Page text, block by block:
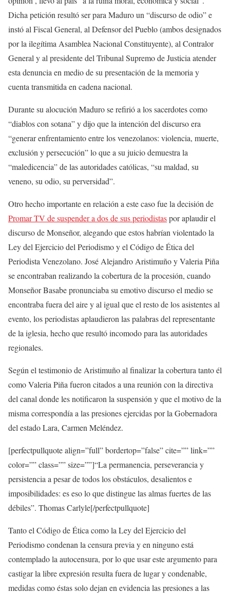
Dicha petición resultó ser para Maduro un “discurso de odio” e
instó al Fiscal General, al Defensor del Pueblo (ambos designados
por la ilegítima Asamblea Nacional Constituyente), al Contralor
General y al presidente del Tribunal Supremo de Justicia atender
esta denuncia en medio de su presentación de la memoria y
cuenta transmitida en cadena nacional.
Durante su alocución Maduro se refirió a los sacerdotes como
“diablos con sotana” y dijo que la intención del discurso era
“generar enfrentamiento entre los venezolanos: violencia, muerte,
exclusión y persecución” lo que a su juicio demuestra la
“maledicencia” de las autoridades católicas, “su maldad, su
veneno, su odio, su perversidad”.
Otro hecho importante en relación a este caso fue la decisión de
Promar TV de suspender a dos de sus periodistaspor aplaudir el
discurso de Monseñor, alegando que estos habrían violentado la
Ley del Ejercicio del Periodismo y el Código de Ética del
Periodista Venezolano. José Alejandro Aristimuño y Valeria Piña
se encontraban realizando la cobertura de la procesión, cuando
Monseñor Basabe pronunciaba su emotivo discurso el medio se
encontraba fuera del aire y al igual que el resto de los asistentes al
evento, los periodistas aplaudieron las palabras del representante
de la iglesia, hecho que resultó incomodo para las autoridades
regionales.
Según el testimonio de Aristimuño al finalizar la cobertura tanto él
como Valeria Piña fueron citados a una reunión con la directiva
del canal donde les notificaron la suspensión y que el motivo de la
misma correspondía a las presiones ejercidas por la Gobernadora
del estado Lara, Carmen Meléndez.
[perfectpullquote align=”full” bordertop=”false” cite=”” link=””
color=”” class=”” size=””]“La permanencia, perseverancia y
persistencia a pesar de todos los obstáculos, desalientos e
imposibilidades: es eso lo que distingue las almas fuertes de las
débiles”. Thomas Carlyle[/perfectpullquote]
Tanto el Código de Ética como la Ley del Ejercicio del
Periodismo condenan la censura previa y en ninguno está
contemplado la autocensura, por lo que usar este argumento para
castigar la libre expresión resulta fuera de lugar y condenable,
medidas como éstas solo dejan en evidencia las presiones a las